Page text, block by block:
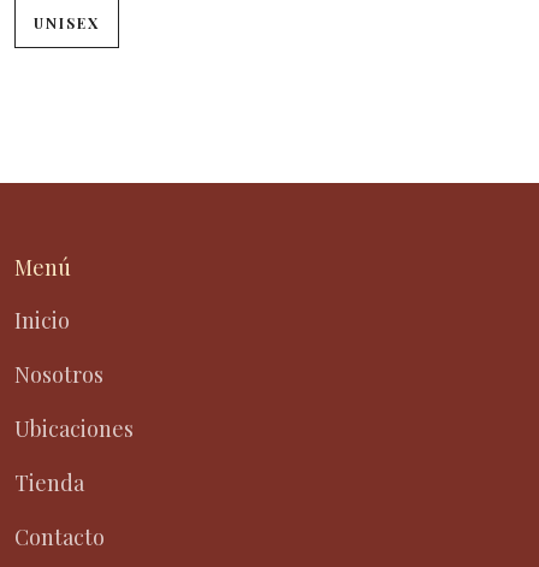
UNISEX
Menú
Inicio
Nosotros
Ubicaciones
Tienda
Contacto